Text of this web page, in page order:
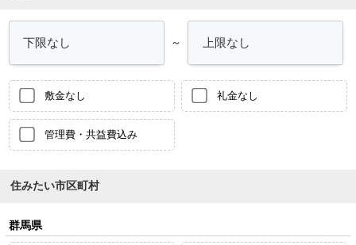
～
敷金なし 礼金なし
管理費・共益費込み
住みたい市区町村
群馬県